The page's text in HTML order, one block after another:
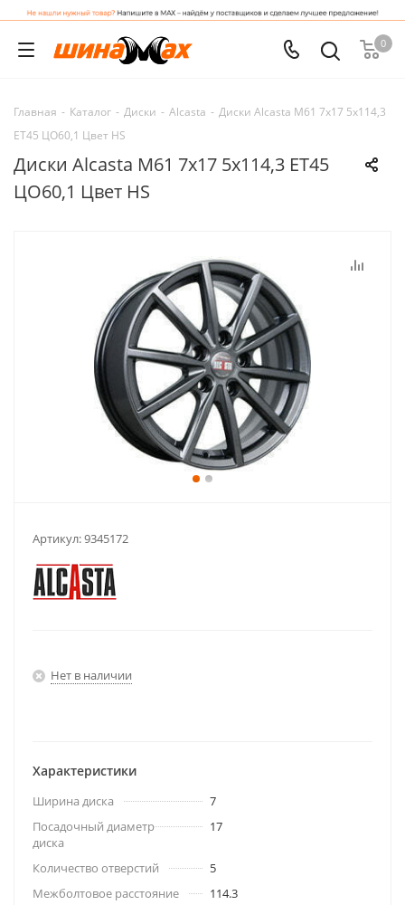
0
Главная - Каталог - Диски - Alcasta - Диски Alcasta M61 7x17 5x114,3
ET45 ЦО60,1 Цвет HS
Диски Alcasta M61 7x17 5x114,3 ET45
ЦО60,1 Цвет HS
Артикул:9345172
Нет в наличии
Характеристики
Ширина диска
7
Посадочный диаметр
диска
17
Количество отверстий
5
Межболтовое расстояние
114.3